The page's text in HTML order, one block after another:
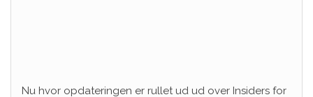
Nu hvor opdateringen er rullet ud ud over Insiders for